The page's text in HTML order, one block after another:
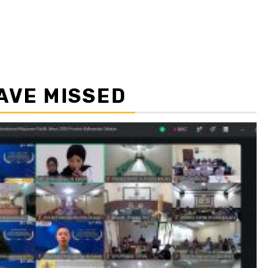
MISSED